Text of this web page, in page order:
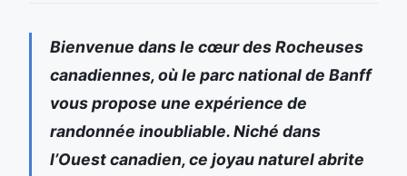
Bienvenue dans le cœur des Rocheuses
canadiennes, où le parc national de Banff
vous propose une expérience de
randonnée inoubliable. Niché dans
l’Ouest canadien, ce joyau naturel abrite